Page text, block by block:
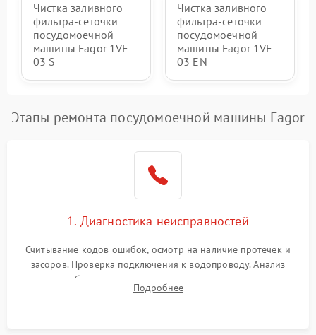
Чистка заливного
фильтра-сеточки
посудомоечной
машины Fagor 1VF-
03 S
Чистка заливного
фильтра-сеточки
посудомоечной
машины Fagor 1VF-
03 EN
Этапы ремонта посудомоечной машины Fagor
1. Диагностика неисправностей
Считывание кодов ошибок, осмотр на наличие протечек и
засоров. Проверка подключения к водопроводу. Анализ
жалоб на отсутствие слива, нагрева, вращения
разбрызгивателей или срабатывание системы защиты
Подробнее